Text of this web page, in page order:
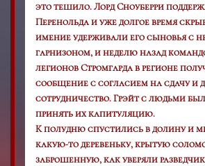
это тешило. Лорд Сноуберри
Перенольда и уже долгое время
имение удерживали его сыновья с
гарнизоном, и неделю назад
легионов Стромгарда в регионе
сообщение с согласием на сдачу и
сотрудничество. Грэйт с людьми
принять их капитуляцию.
К полудню спустились в долину и
какую-то деревеньку, крытую
заброшенную, как уверяли